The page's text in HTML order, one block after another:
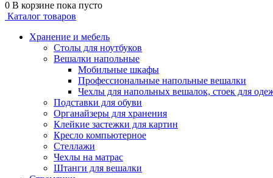
0 В корзине пока пусто
Каталог товаров
Хранение и мебель
Столы для ноутбуков
Вешалки напольные
Мобильные шкафы
Профессиональные напольные вешалки
Чехлы для напольных вешалок, стоек для
Подставки для обуви
Органайзеры для хранения
Клейкие застежки для картин
Кресло компьютерное
Стеллажи
Чехлы на матрас
Штанги для вешалки